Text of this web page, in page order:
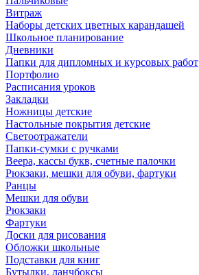
Витраж
Наборы детских цветных карандашей
Школьное планирование
Дневники
Папки для дипломных и курсовых работ
Портфолио
Расписания уроков
Закладки
Ножницы детские
Настольные покрытия детские
Светоотражатели
Папки-сумки с ручками
Веера, кассы букв, счетные палочки
Рюкзаки, мешки для обуви, фартуки
Ранцы
Мешки для обуви
Рюкзаки
Фартуки
Доски для рисования
Обложки школьные
Подставки для книг
Бутылки, ланчбоксы